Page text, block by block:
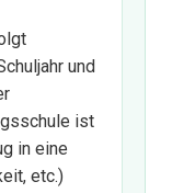
und
ist
in eine
etc.)